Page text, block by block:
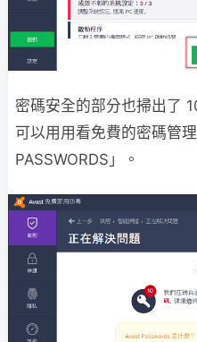
密碼安全的部分也掃出了
可以用用看免費的密碼管
PASSWORDS」。